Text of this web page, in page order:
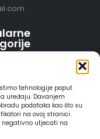
tehnologije poput
uređaju. Davanjem
podataka kao što su
na ovoj stranici.
negativno utjecati na
nadzor - kompleti
alarmi
portafoni
kamere
portafoni